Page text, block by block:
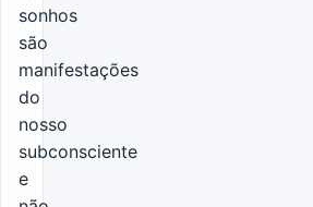
sonhos
são
manifestações
do
nosso
subconsciente
e